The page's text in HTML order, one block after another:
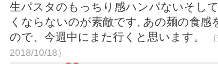
生パスタのもっちり感ハンパないそし
くならないのが素敵です, あの麺の食
ので、今週中にまた行くと思います。
2018/10/18）